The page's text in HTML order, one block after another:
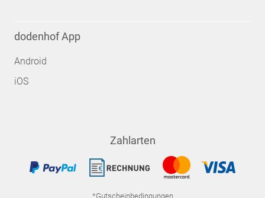
dodenhof App
Android
iOS
Zahlarten
*Gutscheinbedingungen